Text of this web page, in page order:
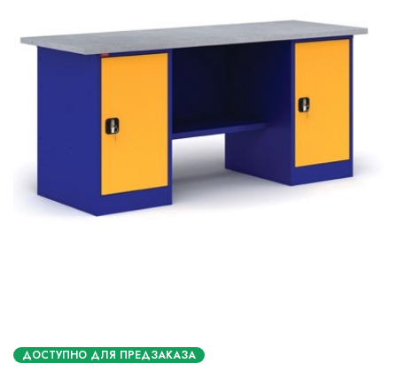
ДОСТУПНО ДЛЯ ПРЕДЗАКАЗА